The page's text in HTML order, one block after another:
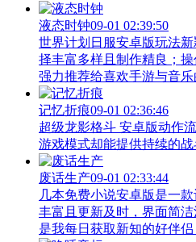
液态时钟09-01 02:39:50
世界计划日服安卓版玩法
择丰富多样且制作精良；
强力推荐给喜欢手游与音
记忆折痕09-01 02:36:46
超级龙影格斗 安卓版动作
游戏模式却能提供持续的
废话生产09-01 02:33:44
几本免费小说安卓版是一
丰富且更新及时，界面简
是我每日获取新知的好伴侣